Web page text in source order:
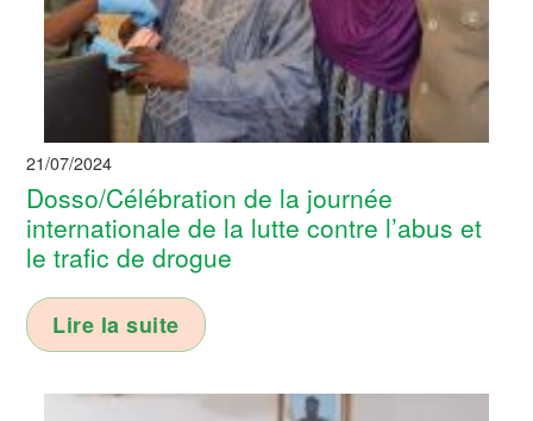
21/07/2024
Dosso/Célébration de la journée
internationale de la lutte contre l’abus et
le trafic de drogue
Lire la suite